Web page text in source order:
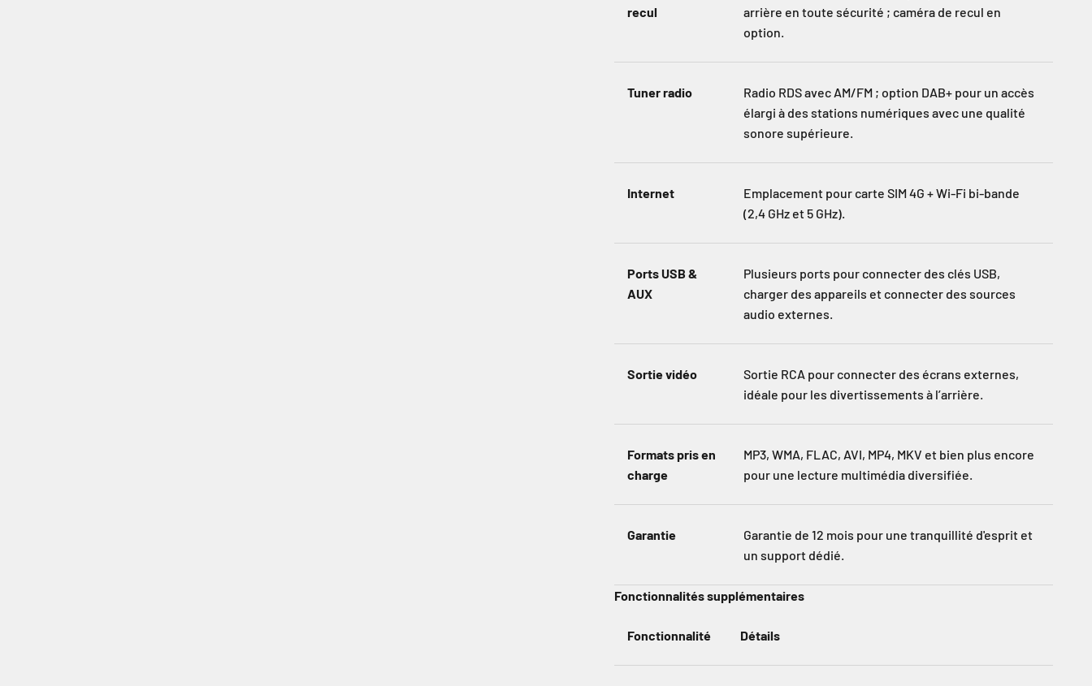
recul
arrière en toute sécurité ; caméra de recul en
option.
Tuner radio
Radio RDS avec AM/FM ; option DAB+ pour un accès
élargi à des stations numériques avec une qualité
sonore supérieure.
Internet
Emplacement pour carte SIM 4G + Wi-Fi bi-bande
(2,4 GHz et 5 GHz).
Ports USB &
AUX
Plusieurs ports pour connecter des clés USB,
charger des appareils et connecter des sources
audio externes.
Sortie vidéo
Sortie RCA pour connecter des écrans externes,
idéale pour les divertissements à l’arrière.
Formats pris en
charge
MP3, WMA, FLAC, AVI, MP4, MKV et bien plus encore
pour une lecture multimédia diversifiée.
Garantie
Garantie de 12 mois pour une tranquillité d'esprit et
un support dédié.
Fonctionnalités supplémentaires
Fonctionnalité Détails